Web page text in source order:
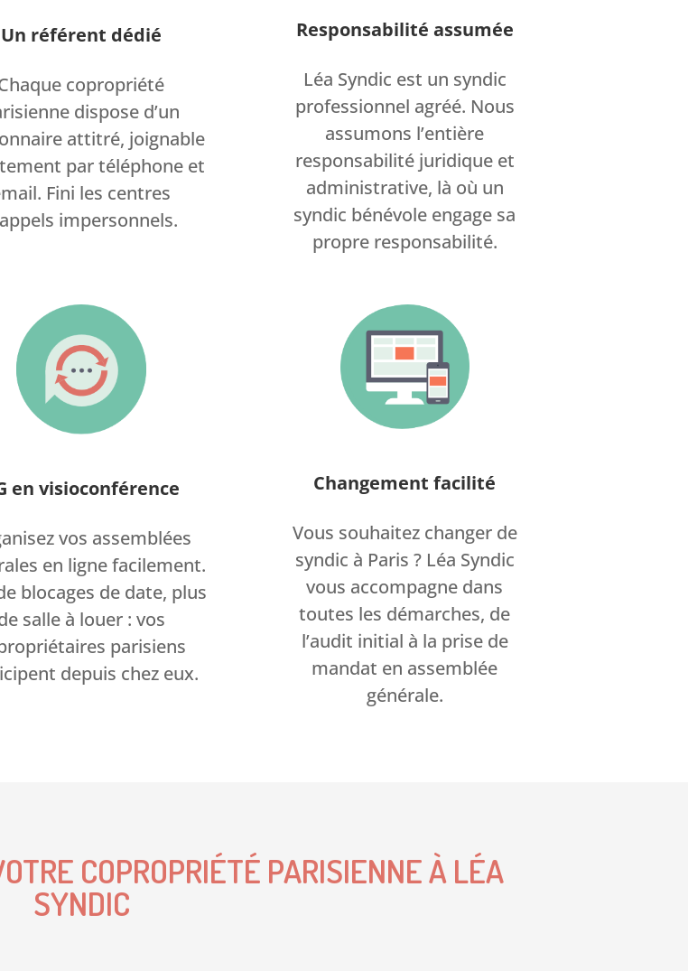
Un référent dédié
copropriété
dispose d’un
attitré, joignable
par téléphone et
Fini les centres
impersonnels.
Responsabilité assumée
Léa Syndic est un syndic
professionnel agréé. Nous
assumons l’entière
responsabilité juridique et
administrative, là où un
syndic bénévole engage sa
propre responsabilité.
en visioconférence
vos assemblées
en ligne facilement.
blocages de date, plus
salle à louer : vos
parisiens
depuis chez eux.
Changement facilité
Vous souhaitez changer de
syndic à Paris ? Léa Syndic
vous accompagne dans
toutes les démarches, de
l’audit initial à la prise de
mandat en assemblée
générale.
COPROPRIÉTÉ PARISIENNE À LÉA
SYNDIC